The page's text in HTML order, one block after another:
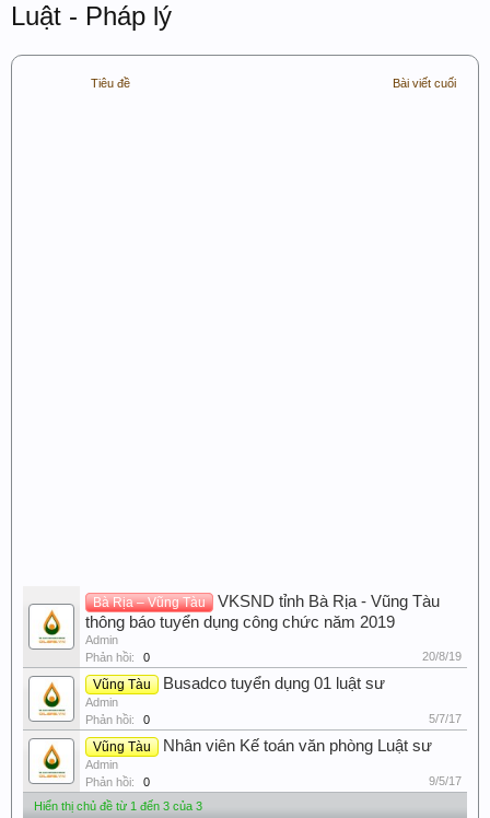
Luật - Pháp lý
Tiêu đề Bài viết cuối
Bà Rịa – Vũng Tàu
VKSND tỉnh Bà Rịa - Vũng Tàu
thông báo tuyển dụng công chức năm 2019
Admin
Phản hồi:
0 20/8/19
Vũng Tàu Busadco tuyển dụng 01 luật sư
Admin
Phản hồi:
0 5/7/17
Vũng Tàu Nhân viên Kế toán văn phòng Luật sư
Admin
Phản hồi:
0
9/5/17
Hiển thị chủ đề từ 1 đến 3 của 3